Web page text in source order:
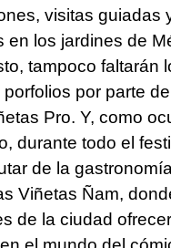
visitas guiadas
en los jardines de
tampoco faltarán
por parte
Pro. Y, como
durante todo el
de la
Viñetas Ñam,
de la ciudad